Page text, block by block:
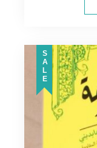
SALE